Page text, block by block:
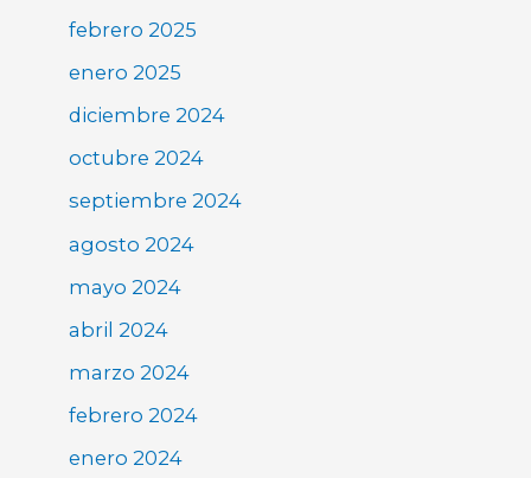
febrero 2025
enero 2025
diciembre 2024
octubre 2024
septiembre 2024
agosto 2024
mayo 2024
abril 2024
marzo 2024
febrero 2024
enero 2024